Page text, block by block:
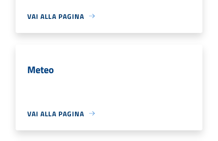
VAI ALLA PAGINA
Meteo
VAI ALLA PAGINA